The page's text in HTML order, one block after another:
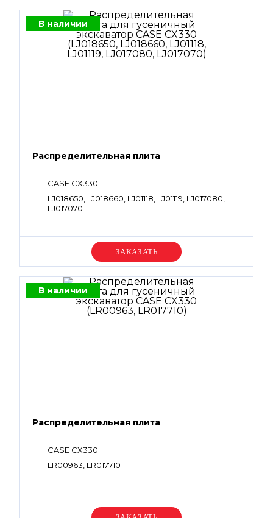
В наличии
Распределительная плита
CASE CX330
LJ018650, LJ018660, LJ01118, LJ01119, LJ017080,
LJ017070
Уточняйте цену
В наличии
Распределительная плита
CASE CX330
LR00963, LR017710